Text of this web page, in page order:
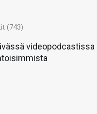
(743)
videopodcastissa